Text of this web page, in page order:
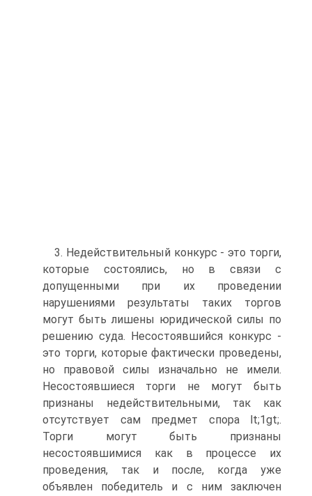
3. Недействительный конкурс - это торги,
которые состоялись, но в связи с
допущенными при их проведении
нарушениями результаты таких торгов
могут быть лишены юридической силы по
решению суда. Несостоявшийся конкурс -
это торги, которые фактически проведены,
но правовой силы изначально не имели.
Несостоявшиеся торги не могут быть
признаны недействительными, так как
отсутствует сам предмет спора lt;1gt;.
Торги могут быть признаны
несостоявшимися как в процессе их
проведения, так и после, когда уже
объявлен победитель и с ним заключен